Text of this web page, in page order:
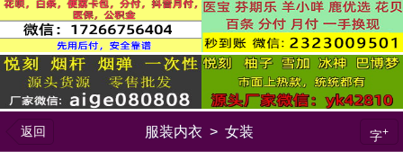
返回 服装内衣 > 女装 字+